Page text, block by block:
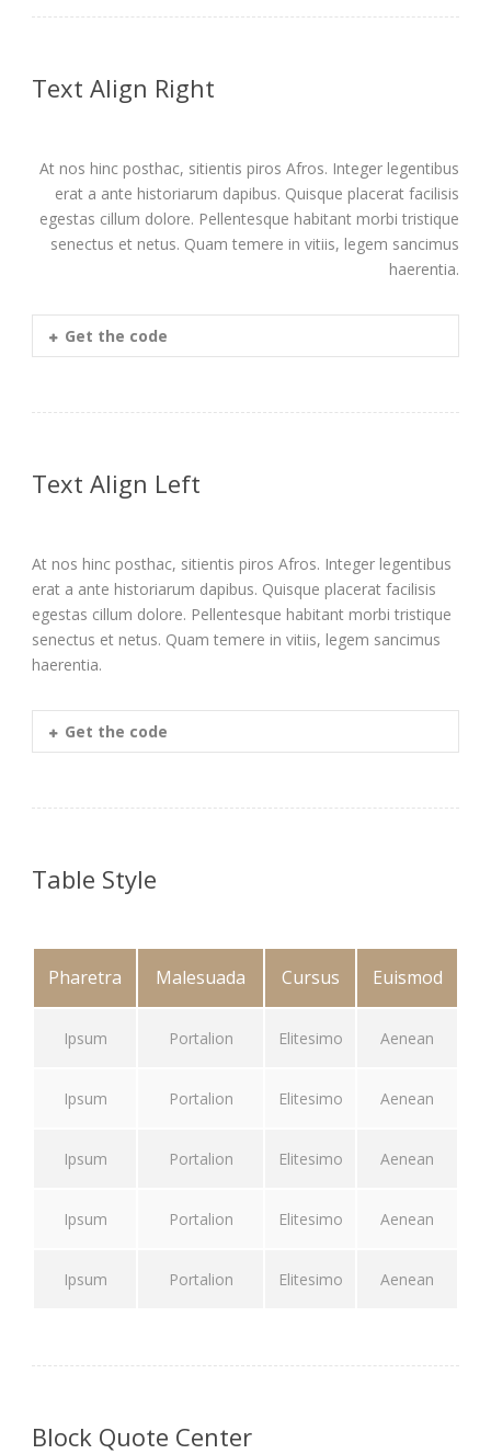
Text Align Right
At nos hinc posthac, sitientis piros Afros. Integer legentibus
erat a ante historiarum dapibus. Quisque placerat facilisis
egestas cillum dolore. Pellentesque habitant morbi tristique
senectus et netus. Quam temere in vitiis, legem sancimus
haerentia.
Get the code
Text Align Left
At nos hinc posthac, sitientis piros Afros. Integer legentibus
erat a ante historiarum dapibus. Quisque placerat facilisis
egestas cillum dolore. Pellentesque habitant morbi tristique
senectus et netus. Quam temere in vitiis, legem sancimus
haerentia.
Get the code
Table Style
Pharetra Malesuada Cursus Euismod
Ipsum Portalion Elitesimo Aenean
Ipsum Portalion Elitesimo Aenean
Ipsum Portalion Elitesimo Aenean
Ipsum Portalion Elitesimo Aenean
Ipsum Portalion Elitesimo Aenean
Block Quote Center